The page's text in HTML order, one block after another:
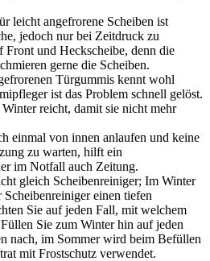
leicht angefrorene Scheiben ist
jedoch nur bei Zeitdruck zu
Front und Heckscheibe, denn die
gerne die Scheiben.
Türgummis kennt wohl
ist das Problem schnell gelöst.
reicht, damit sie nicht mehr
einmal von innen anlaufen und keine
zu warten, hilft ein
im Notfall auch Zeitung.
gleich Scheibenreiniger; Im Winter
Scheibenreiniger einen tiefen
Sie auf jeden Fall, mit welchem
Sie zum Winter hin auf jeden
nach, im Sommer wird beim Befüllen
mit Frostschutz verwendet.